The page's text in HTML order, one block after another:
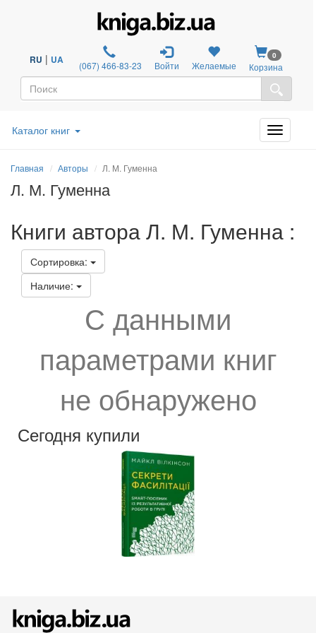
RU | UA (067) 466-83-23 Войти Желаемые
0
Корзина
Каталог книг
Главная Авторы Л. М. Гуменна
Л. М. Гуменна
Книги автора Л. М. Гуменна :
Сортировка:
Наличие:
С данными
параметрами книг
не обнаружено
Сегодня купили